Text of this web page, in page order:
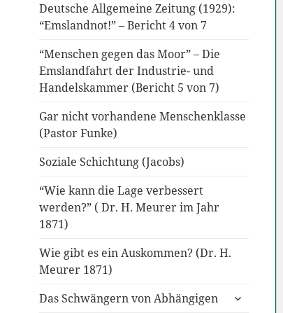
Deutsche Allgemeine Zeitung (1929):
“Emslandnot!” – Bericht 4 von 7
“Menschen gegen das Moor” – Die
Emslandfahrt der Industrie- und
Handelskammer (Bericht 5 von 7)
Gar nicht vorhandene Menschenklasse
(Pastor Funke)
Soziale Schichtung (Jacobs)
“Wie kann die Lage verbessert
werden?” ( Dr. H. Meurer im Jahr
1871)
Wie gibt es ein Auskommen? (Dr. H.
Meurer 1871)
Das Schwängern von Abhängigen
untermenü